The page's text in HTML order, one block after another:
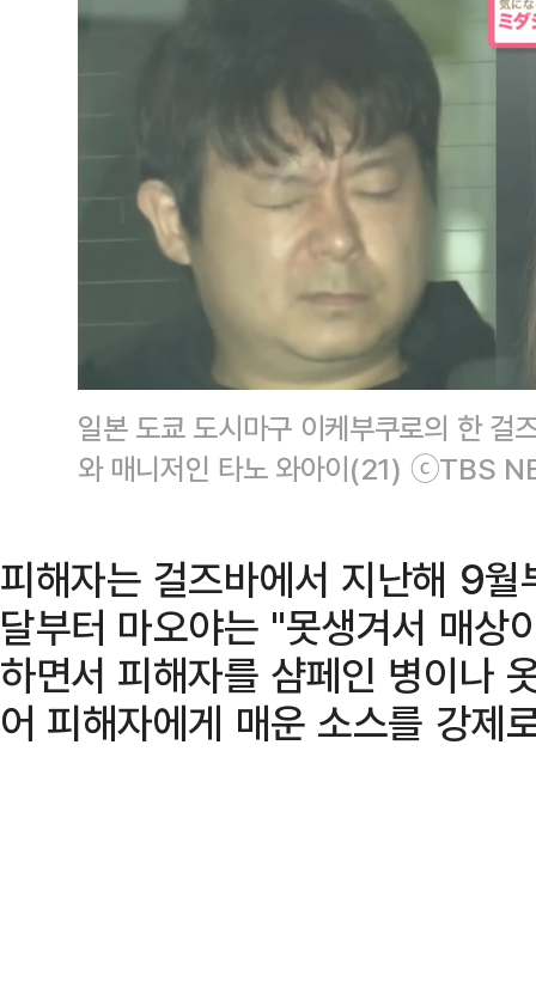
일본 도쿄 도시마구 이케부쿠로의 한 걸
와 매니저인 타노 와아이(21) ⓒTBS
피해자는 걸즈바에서 지난해 9
달부터 마오야는 "못생겨서 매상
하면서 피해자를 샴페인 병이나
어 피해자에게 매운 소스를 강제